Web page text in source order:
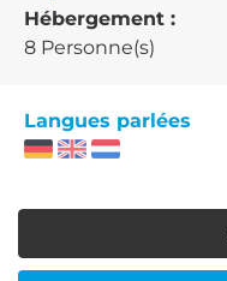
Hébergement :
8 Personne(s)
Langues parlées